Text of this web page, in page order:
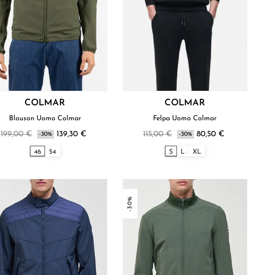
COLMAR
Blouson Uomo Colmar
199,00 € -30% 139,30 €
46 54
COLMAR
Felpa Uomo Colmar
115,00 € -30% 80,50 €
S L XL
-30%